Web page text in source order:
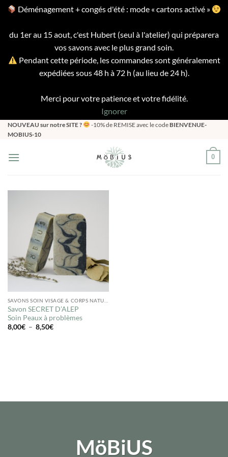
Déménagement + congés d'été : mode « cartons activé »
du 1er au 15 aout, c'est Hubert (seul à l'atelier) qui préparera
vos savons avec le plus grand soin.
Pendant cette période, les commandes sont généralement
expédiées sous 48 h à 72 h (au lieu de 24 h).
Merci pour votre patience et votre fidélité.
Ignorer
Passer
au
NOUVEAU sur notre SITE ? -10% de REMISE avec le code BIENVENUE-
MOBIUS-10
0
Savon SECRET D’ALEP
Soin Peaux à problèmes
8,00€ – 8,50€Plage
MöBiUS